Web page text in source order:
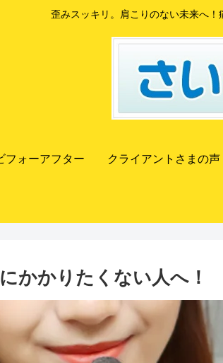
歪みスッキリ。肩こりのない未来へ！
フォーアフター クライアントさまの声
かかりたくない人へ！